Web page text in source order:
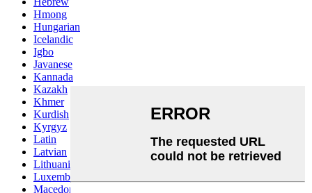
Hmong
Hungarian
Icelandic
Igbo
Javanese
Kannada
Kazakh
Khmer
Kurdish
Kyrgyz
Latin
Latvian
Lithuanian
Luxembou..
Macedonian